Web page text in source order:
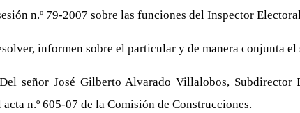
n.º 79-2007 sobre las funciones del Inspector
informen sobre el particular y de manera conjunta
Del señor José Gilberto Alvarado Villalobos,
n.º 605-07 de la Comisión de Construcciones.